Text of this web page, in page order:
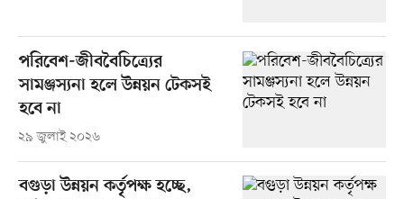
পরিবেশ-জীববৈচিত্র্যের
সামঞ্জস্যনা হলে উন্নয়ন টেকসই
হবে না
২৯ জুলাই ২০২৬
বগুড়া উন্নয়ন কর্তৃপক্ষ হচ্ছে,